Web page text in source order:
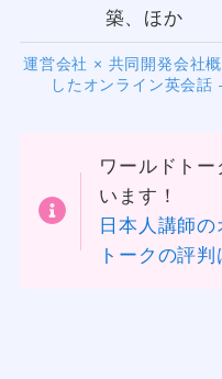
築、ほか
運営会社 × 共同開発会社
したオンライン英会
ワールドト
います！
日本人講師
トークの評